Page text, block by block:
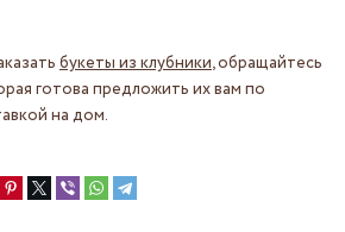
букеты из клубники, обращайтесь
готова предложить их вам по
на дом.